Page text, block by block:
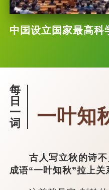
中国设立国家最高科
每
日
一
词
一叶知
古人写立秋的诗不
成语“一叶知秋”拉上关